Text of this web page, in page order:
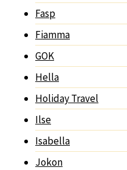
Fasp
Fiamma
GOK
Hella
Holiday Travel
Ilse
Isabella
Jokon